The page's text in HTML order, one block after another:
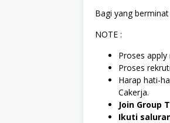
Bagi yang
NOTE :
Proses
Proses
Harap hati-
Cakerja.
Join Group
Ikuti